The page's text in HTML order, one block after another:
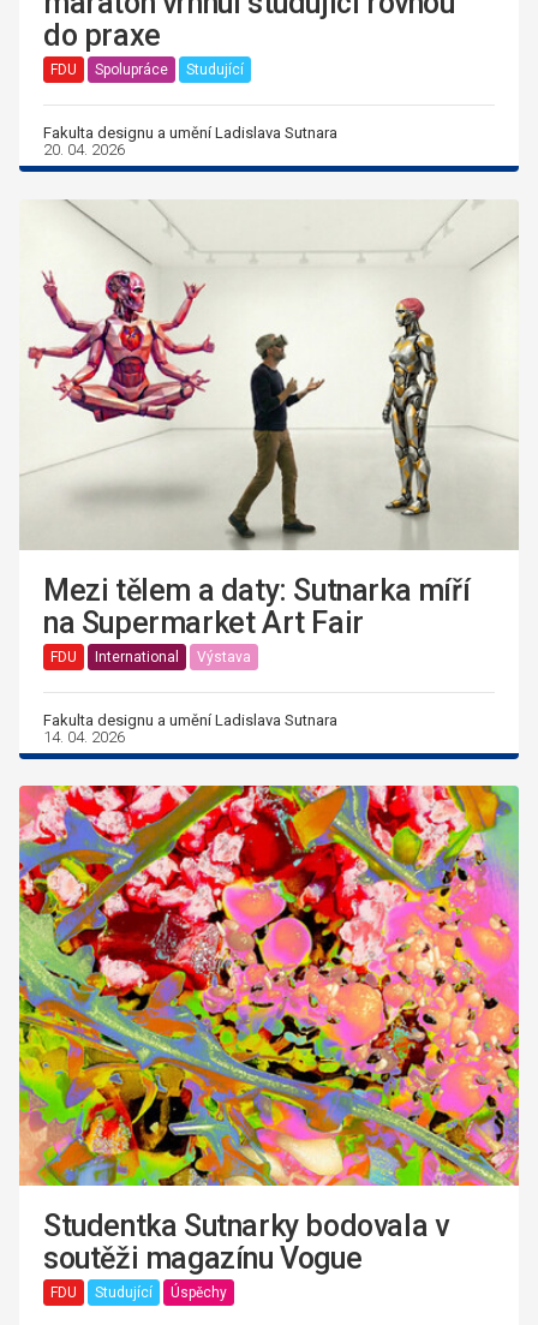
do praxe
FDU Spolupráce Studující
Fakulta designu a umění Ladislava Sutnara
20. 04. 2026
Mezi tělem a daty: Sutnarka míří
na Supermarket Art Fair
FDU International Výstava
Fakulta designu a umění Ladislava Sutnara
14. 04. 2026
Studentka Sutnarky bodovala v
soutěži magazínu Vogue
FDU Studující Úspěchy